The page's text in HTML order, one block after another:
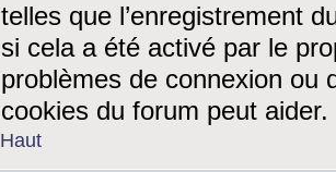
telles que l’enregistrement
si cela a été activé par le
problèmes de connexion ou
cookies du forum peut aider.
Haut